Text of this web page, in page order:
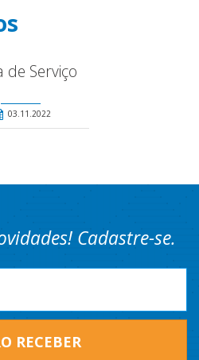
de Serviço
03.11.2022
Cadastre-se.
RECEBER